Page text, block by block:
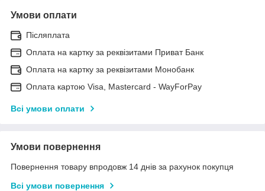
Умови оплати
Післяплата
Оплата на картку за реквізитами Приват Банк
Оплата на картку за реквізитами Монобанк
Оплата картою Visa, Mastercard - WayForPay
Всі умови оплати
Умови повернення
Повернення товару впродовж 14 днів за рахунок покупця
Всі умови повернення